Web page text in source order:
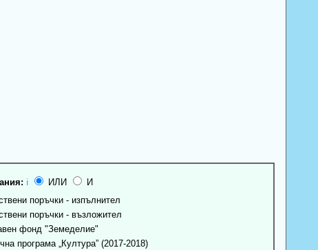
ℹ ИЛИ
И
поръчки - изпълнител
поръчки - възложител
фонд "Земеделие"
програма „Култура” (2017-2018)